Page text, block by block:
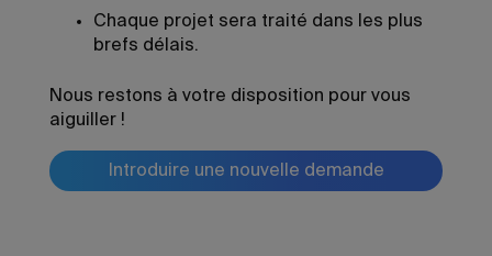
Chaque projet sera traité dans les plus
brefs délais.
Nous restons à votre disposition pour vous
aiguiller !
Introduire une nouvelle demande